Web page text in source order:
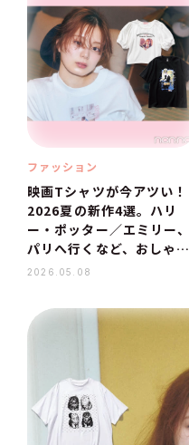
ファッション
映画Tシャツが今アツい！
2026夏の新作4選。ハリ
ー・ポッター／エミリー、
パリへ行くなど、おしゃれ
T大集合
2026.05.08